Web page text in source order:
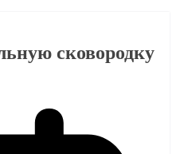
сковородку